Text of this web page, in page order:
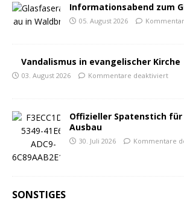
Informationsabend zum
05. August 2026
Vandalismus in evangelischer Kirche
03. August 2026 Kommentare deaktiviert
Offizieller Spatenstich für
Ausbau
30. Juli 2026 Kommentare
SONSTIGES